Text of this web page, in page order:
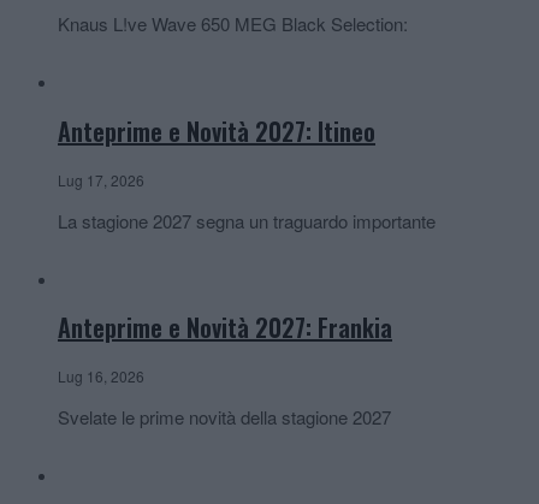
Knaus L!ve Wave 650 MEG Black Selection:
Anteprime e Novità 2027: Itineo
Lug 17, 2026
La stagione 2027 segna un traguardo importante
Anteprime e Novità 2027: Frankia
Lug 16, 2026
Svelate le prime novità della stagione 2027